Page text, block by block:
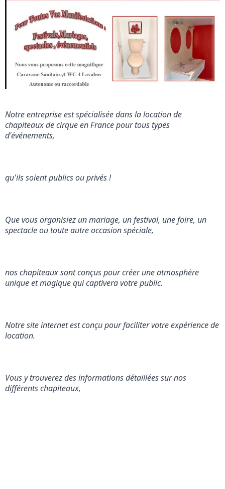
Notre entreprise est spécialisée dans la location de
chapiteaux de cirque en France pour tous types
d'événements,
qu'ils soient publics ou privés !
Que vous organisiez un mariage, un festival, une foire, un
spectacle ou toute autre occasion spéciale,
nos chapiteaux sont conçus pour créer une atmosphère
unique et magique qui captivera votre public.
Notre site internet est conçu pour faciliter votre expérience de
location.
Vous y trouverez des informations détaillées sur nos
différents chapiteaux,